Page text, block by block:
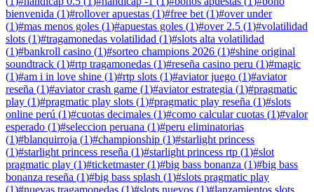
bienvenida (1)#rollover apuestas (1)#free bet (1)#over under
(1)#mas menos goles (1)#apuestas goles (1)#over 2.5 (1)#volatilidad
slots (1)#tragamonedas volatilidad (1)#slots alta volatilidad
(1)#bankroll casino (1)#sorteo champions 2026 (1)#shine original
soundtrack (1)#rtp tragamonedas (1)#reseña casino peru (1)#magic
(1)#am i in love shine (1)#rtp slots (1)#aviator juego (1)#aviator
reseña (1)#aviator crash game (1)#aviator estrategia (1)#pragmatic
play (1)#pragmatic play slots (1)#pragmatic play reseña (1)#slots
online perú (1)#cuotas decimales (1)#como calcular cuotas (1)#valor
esperado (1)#seleccion peruana (1)#peru eliminatorias
(1)#blanquirroja (1)#championship (1)#starlight princess
(1)#starlight princess reseña (1)#starlight princess rtp (1)#slot
pragmatic play (1)#ticketmaster(1)#big bass bonanza (1)#big bass
bonanza reseña (1)#big bass splash (1)#slots pragmatic play